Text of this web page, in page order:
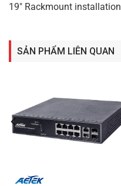
19″ Rackmount installation
SẢN PHẨM LIÊN QUAN